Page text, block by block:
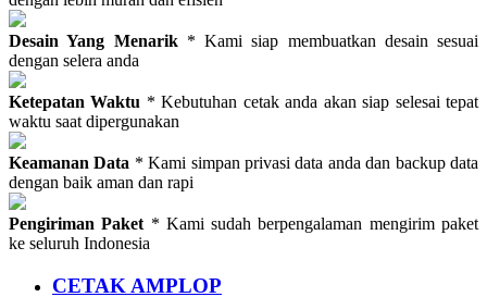
Desain Yang Menarik* Kami siap membuatkan desain sesuai
dengan selera anda
Ketepatan Waktu * Kebutuhan cetak anda akan siap selesai tepat
waktu saat dipergunakan
Keamanan Data * Kami simpan privasi data anda dan backup data
dengan baik aman dan rapi
Pengiriman Paket * Kami sudah berpengalaman mengirim paket
ke seluruh Indonesia
CETAK AMPLOP